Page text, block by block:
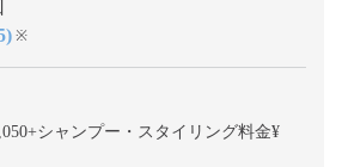
※
+シャンプー・スタイリング料金¥